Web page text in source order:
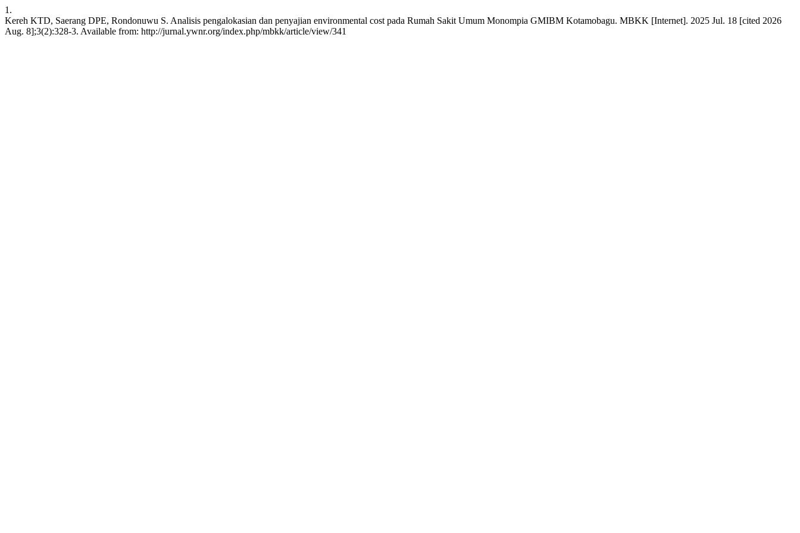
1.
Kereh KTD, Saerang DPE, Rondonuwu S. Analisis pengalokasian dan penyajian environmental cost pada Rumah Sakit Umum Monompia GMIBM Kotamobagu. MBKK [Internet]. 2025 Jul. 18 [cited 2026
Aug. 8];3(2):328-3. Available from: http://jurnal.ywnr.org/index.php/mbkk/article/view/341